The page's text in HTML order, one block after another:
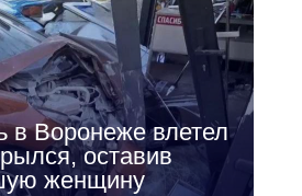
в Воронеже влетел
оставив
женщину